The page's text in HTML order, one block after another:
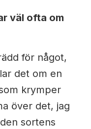
väl ofta om
för något,
det om en
krymper
över det, jag
sortens